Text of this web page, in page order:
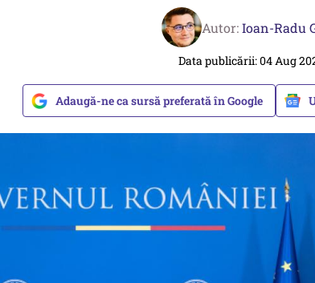
Autor:Ioan-Radu
Data publicării: 04 Aug
Adaugă-ne ca sursă preferată în Google